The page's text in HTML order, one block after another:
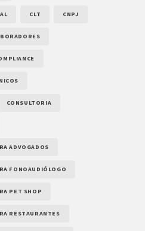
CLT CNPJ
CONSULTORIA
ADVOGADOS
FONOAUDIÓLOGO
PET SHOP
RESTAURANTES